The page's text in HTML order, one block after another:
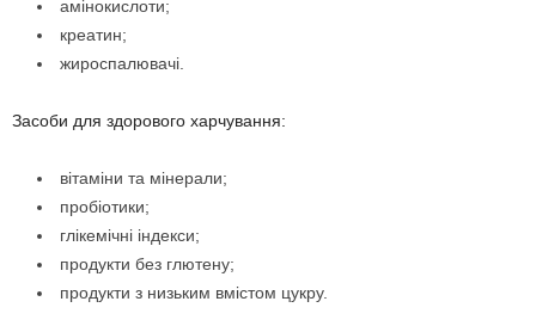
амінокислоти;
креатин;
жироспалювачі.
Засоби для здорового харчування:
вітаміни та мінерали;
пробіотики;
глікемічні індекси;
продукти без глютену;
продукти з низьким вмістом цукру.